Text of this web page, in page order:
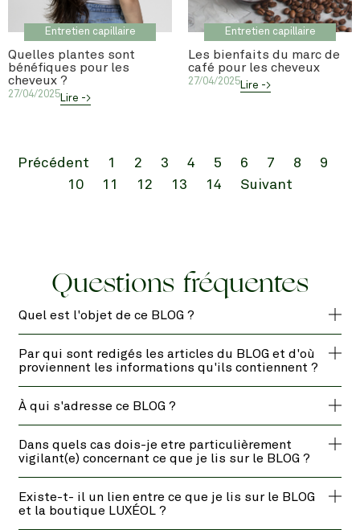
Entretien capillaire
Quelles plantes sont
bénéfiques pour les
cheveux ?
27/04/2025Lire ->
Entretien capillaire
Les bienfaits du marc de
café pour les cheveux
27/04/2025Lire ->
Précédent 1 2 3 4 5 6 7 8
9
10
11 12 13 14 Suivant
Questions fréquentes
Quel est l'objet de ce BLOG ?
Par qui sont redigés les articles du BLOG et d'où
proviennent les informations qu'ils contiennent ?
À qui s'adresse ce BLOG ?
Dans quels cas dois-je etre particulièrement
vigilant(e) concernant ce que je lis sur le BLOG ?
Existe-t- il un lien entre ce que je lis sur le BLOG
et la boutique LUXÉOL ?